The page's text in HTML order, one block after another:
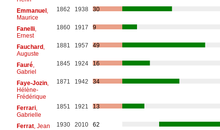
Emmanuel,
Maurice
1862 1938 30
Fanelli,
Ernest
1860 1917 9
Fauchard,
Auguste
1881 1957 49
Fauré,
Gabriel
1845 1924 16
Faye-Jozin,
Hélène-
Frédérique
1871 1942 34
Ferrari,
Gabrielle
1851 1921 13
Ferrat, Jean 1930 2010
62